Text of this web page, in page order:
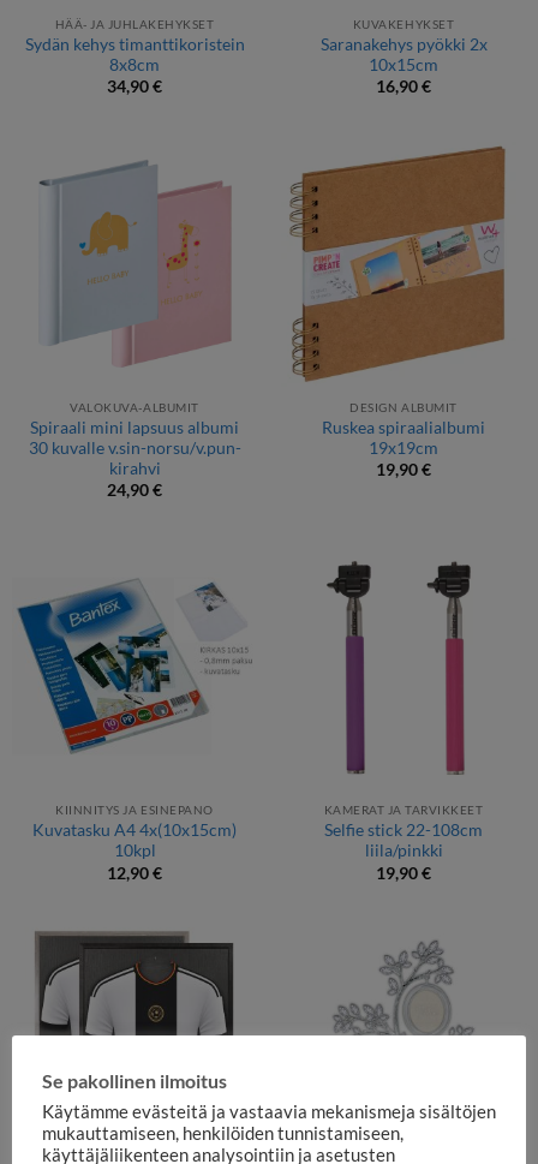
HÄÄ- JA JUHLAKEHYKSET
Sydän kehys timanttikoristein
8x8cm
34,90€
KUVAKEHYKSET
Saranakehys pyökki 2x
10x15cm
16,90€
VALOKUVA-ALBUMIT
Spiraali mini lapsuus albumi
30 kuvalle v.sin-norsu/v.pun-
kirahvi
24,90€
DESIGN ALBUMIT
Ruskea spiraalialbumi
19x19cm
19,90€
KIINNITYS JA ESINEPANO
Kuvatasku A4 4x(10x15cm)
10kpl
12,90€
KAMERAT JA TARVIKKEET
Selfie stick 22-108cm
liila/pinkki
19,90€
Se pakollinen ilmoitus
Käytämme evästeitä ja vastaavia mekanismeja sisältöjen
mukauttamiseen, henkilöiden tunnistamiseen,
käyttäjäliikenteen analysointiin ja asetusten